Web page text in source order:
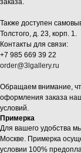
заказа.
Также доступен
Толстого, д. 23, корп. 1.
Контакты для связи:
+7 985 669 39 22
order@3lgallery.ru
Обращаем внимание,
оформления заказа
условий.
Примерка
Для вашего удобства
Москве. Примерка
условии 100%